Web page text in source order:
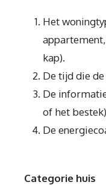
Het
kap).
De tijd die
De
of het
De
Categorie huis